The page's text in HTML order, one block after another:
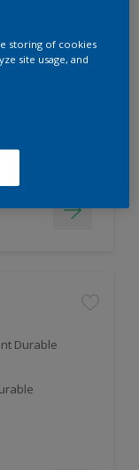
Durable
Durable
storing of cookies
site usage, and